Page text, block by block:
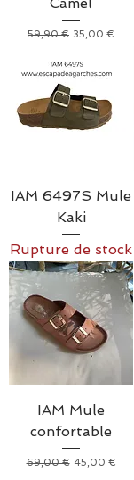
Prix original
59,90 € Prix
35,00 €
IAM 6497S Mule
Kaki
Rupture de stock
IAM Mule
confortable
Prix original
69,00 € Prix
45,00 €